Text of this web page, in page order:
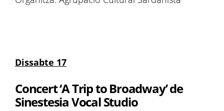
Dissabte 17
Concert ‘A Trip to Broadway’ de
Sinestesia Vocal Studio